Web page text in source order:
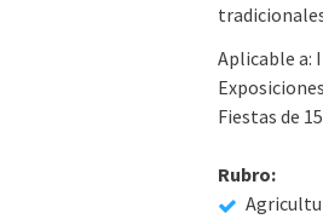
Aplicable a:
Fiestas de
Rubro: